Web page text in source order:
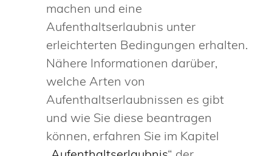
machen und eine
Aufenthaltserlaubnis unter
erleichterten Bedingungen erhalten.
Nähere Informationen darüber,
welche Arten von
Aufenthaltserlaubnissen es gibt
und wie Sie diese beantragen
können, erfahren Sie im Kapitel